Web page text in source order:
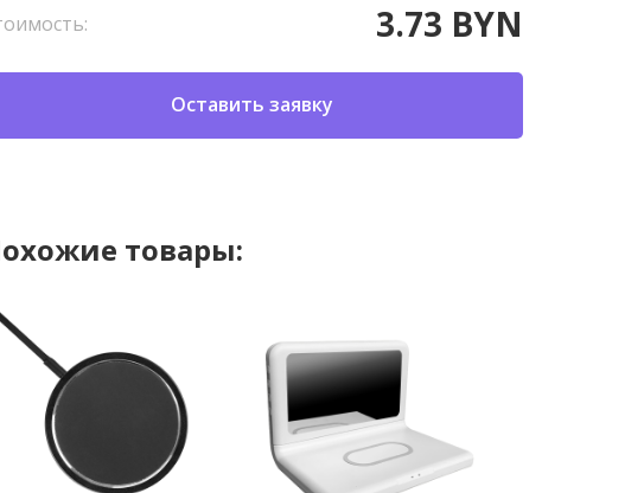
3.73 BYN
Оставить заявку
товары: